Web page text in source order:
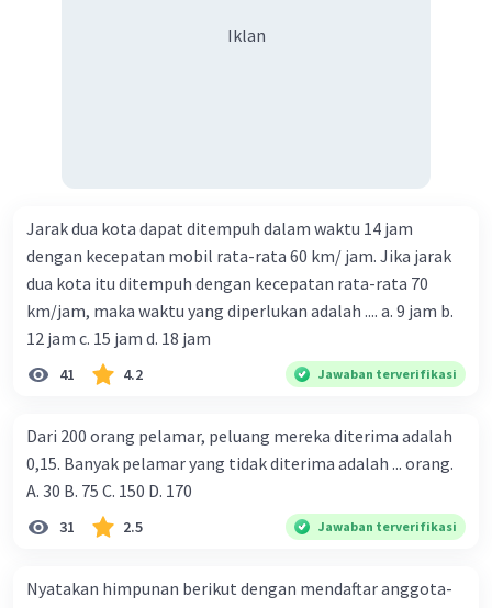
Iklan
Jarak dua kota dapat ditempuh dalam waktu 14 jam
dengan kecepatan mobil rata-rata 60 km/ jam. Jika jarak
dua kota itu ditempuh dengan kecepatan rata-rata 70
km/jam, maka waktu yang diperlukan adalah .... a. 9 jam b.
12 jam c. 15 jam d. 18 jam
41 4.2 Jawaban terverifikasi
Dari 200 orang pelamar, peluang mereka diterima adalah
0,15. Banyak pelamar yang tidak diterima adalah ... orang.
A. 30 B. 75 C. 150 D. 170
31 2.5 Jawaban terverifikasi
Nyatakan himpunan berikut dengan mendaftar anggota-